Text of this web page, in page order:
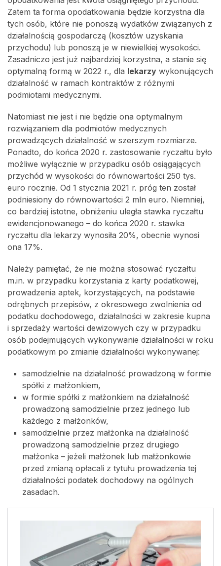
Zatem ta forma opodatkowania będzie korzystna dla
tych osób, które nie ponoszą wydatków związanych z
działalnością gospodarczą (kosztów uzyskania
przychodu) lub ponoszą je w niewielkiej wysokości.
Zasadniczo jest już najbardziej korzystna, a stanie się
optymalną formą w 2022 r., dla lekarzy wykonujących
działalność w ramach kontraktów z różnymi
podmiotami medycznymi.
Natomiast nie jest i nie będzie ona optymalnym
rozwiązaniem dla podmiotów medycznych
prowadzących działalność w szerszym rozmiarze.
Ponadto, do końca 2020 r. zastosowanie ryczałtu było
możliwe wyłącznie w przypadku osób osiągających
przychód w wysokości do równowartości 250 tys.
euro rocznie. Od 1 stycznia 2021 r. próg ten został
podniesiony do równowartości 2 mln euro. Niemniej,
co bardziej istotne, obniżeniu uległa stawka ryczałtu
ewidencjonowanego – do końca 2020 r. stawka
ryczałtu dla lekarzy wynosiła 20%, obecnie wynosi
ona 17%.
Należy pamiętać, że nie można stosować ryczałtu
m.in. w przypadku korzystania z karty podatkowej,
prowadzenia aptek, korzystających, na podstawie
odrębnych przepisów, z okresowego zwolnienia od
podatku dochodowego, działalności w zakresie kupna
i sprzedaży wartości dewizowych czy w przypadku
osób podejmujących wykonywanie działalności w roku
podatkowym po zmianie działalności wykonywanej:
samodzielnie na działalność prowadzoną w formie
spółki z małżonkiem,
w formie spółki z małżonkiem na działalność
prowadzoną samodzielnie przez jednego lub
każdego z małżonków,
samodzielnie przez małżonka na działalność
prowadzoną samodzielnie przez drugiego
małżonka – jeżeli małżonek lub małżonkowie
przed zmianą opłacali z tytułu prowadzenia tej
działalności podatek dochodowy na ogólnych
zasadach.